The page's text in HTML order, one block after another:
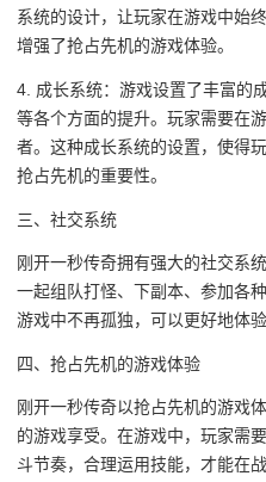
系统的设计，让玩家在游戏中始
增强了抢占先机的游戏体验。
4. 成长系统：游戏设置了丰富的
等各个方面的提升。玩家需要在
者。这种成长系统的设置，使得
抢占先机的重要性。
三、社交系统
刚开一秒传奇拥有强大的社交系
一起组队打怪、下副本、参加各
游戏中不再孤独，可以更好地体
四、抢占先机的游戏体验
刚开一秒传奇以抢占先机的游戏
的游戏享受。在游戏中，玩家需
斗节奏，合理运用技能，才能在